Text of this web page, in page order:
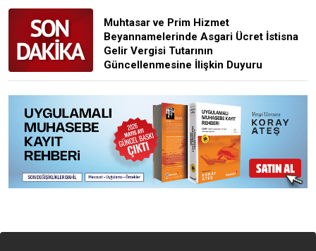
Muhtasar ve Prim Hizmet
Beyannamelerinde Asgari Ücret İstisna
Gelir Vergisi Tutarının
Güncellenmesine İlişkin Duyuru